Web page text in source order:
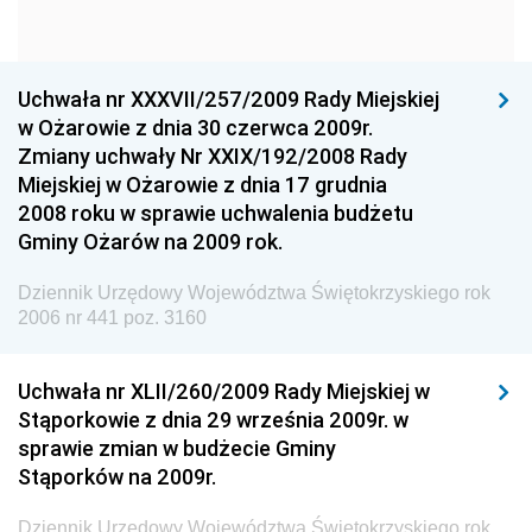
Dziennik Urzędowy Ministra Gospodarki
Dziennik Urzędowy Urzędu Ochrony Konkurencji i
Konsumentów
Dziennik Urzędowy Ministra Pracy i Polityki
Społecznej
Dziennik Urzędowy Urzędu Lotnictwa Cywilnego
Dziennik Urzędowy Ministerstwa Hutnictwa i
Przemysłu Maszynowego
Dziennik Urzędowy Ministerstwa Zdrowia i Opieki
Społecznej
Uchwała nr XXXVII/257/2009 Rady Miejskiej
w Ożarowie z dnia 30 czerwca 2009r.
Zmiany uchwały Nr XXIX/192/2008 Rady
Miejskiej w Ożarowie z dnia 17 grudnia
2008 roku w sprawie uchwalenia budżetu
Gminy Ożarów na 2009 rok.
Dziennik Urzędowy Województwa Świętokrzyskiego rok
2006 nr 441 poz. 3160
Uchwała nr XLII/260/2009 Rady Miejskiej w
Stąporkowie z dnia 29 września 2009r. w
sprawie zmian w budżecie Gminy
Stąporków na 2009r.
Dziennik Urzędowy Województwa Świętokrzyskiego rok